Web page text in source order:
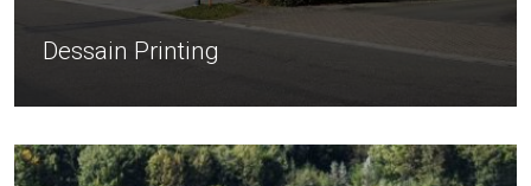
Dessain Printing